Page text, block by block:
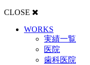
CLOSE
WORKS
実績一覧
医院
歯科医院